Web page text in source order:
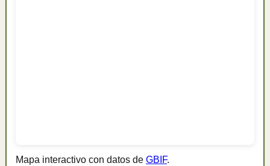
Mapa interactivo con datos de GBIF.